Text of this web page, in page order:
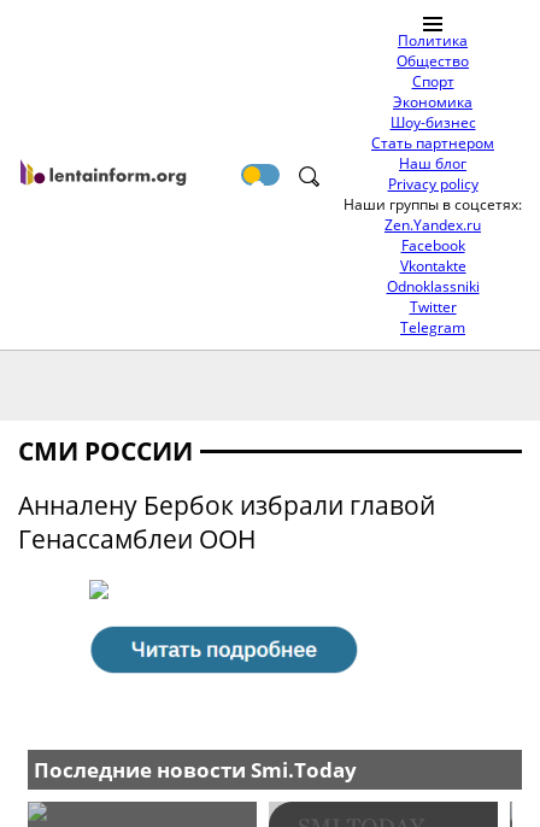
Политика
Общество
Спорт
Экономика
Шоу-бизнес
Стать партнером
Наш блог
Privacy policy
Наши группы в соцсетях:
Zen.Yandex.ru
Facebook
Vkontakte
Odnoklassniki
Twitter
Telegram
СМИ РОССИИ
Анналену Бербок избрали главой
Генассамблеи ООН